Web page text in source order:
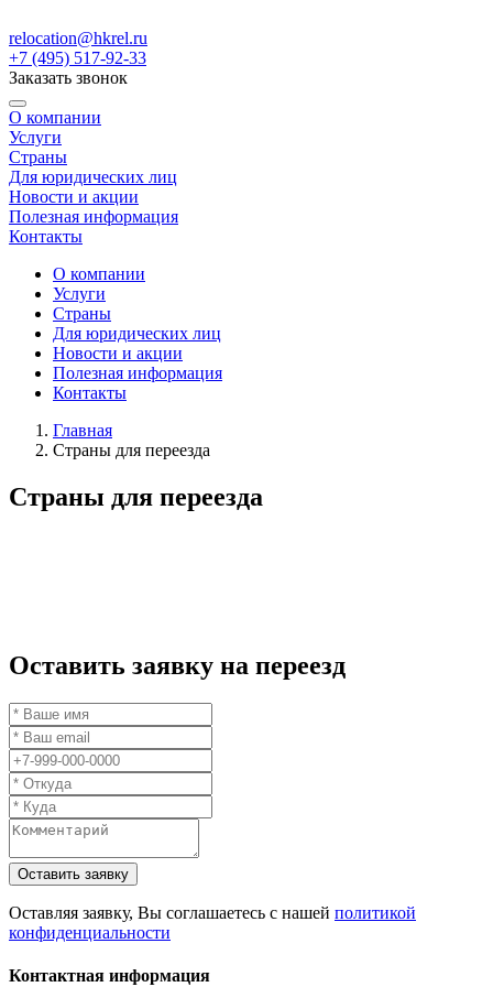
relocation@hkrel.ru
+7 (495) 517-92-33
Заказать звонок
О компании
Услуги
Страны
Для юридических лиц
Новости и акции
Полезная информация
Контакты
О компании
Услуги
Страны
Для юридических лиц
Новости и акции
Полезная информация
Контакты
Главная
Страны для переезда
Страны для переезда
Оставить заявку на переезд
Оставить заявку
Оставляя заявку, Вы соглашаетесь с нашей политикой
конфиденциальности
Контактная информация